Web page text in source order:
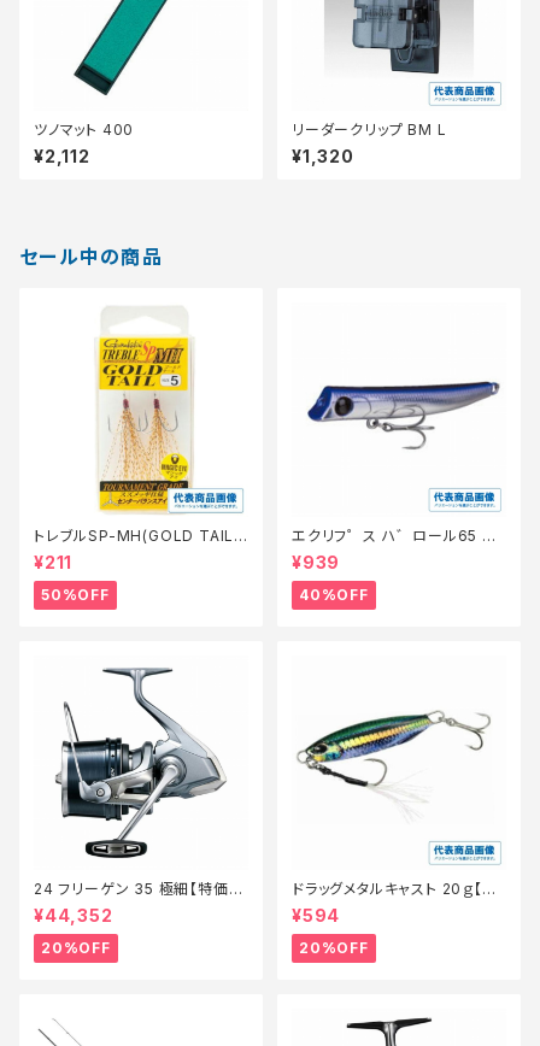
ツノマット 400
¥2,112
リーダークリップ BM L
¥1,320
セール中の商品
トレブルSP-MH(GOLD TAIL)
8【特価仕掛】【50】
¥211
50%OFF
エクリフ゜ス ハ゛ロール65 #0
10 ク゛ローホ゛ラ【特価ルア
ー】【40】
¥939
40%OFF
24 フリーゲン 35 極細【特価リ
ール】【20】
¥44,352
20%OFF
ドラッグメタルキャスト 20ｇ【特
価ルアー】【20】
¥594
20%OFF